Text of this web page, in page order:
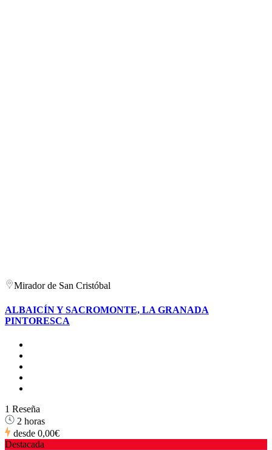
Mirador de San Cristóbal
ALBAICÍN Y SACROMONTE, LA GRANADA
PINTORESCA
1 Reseña
2 horas
desde 0,00€
Destacada